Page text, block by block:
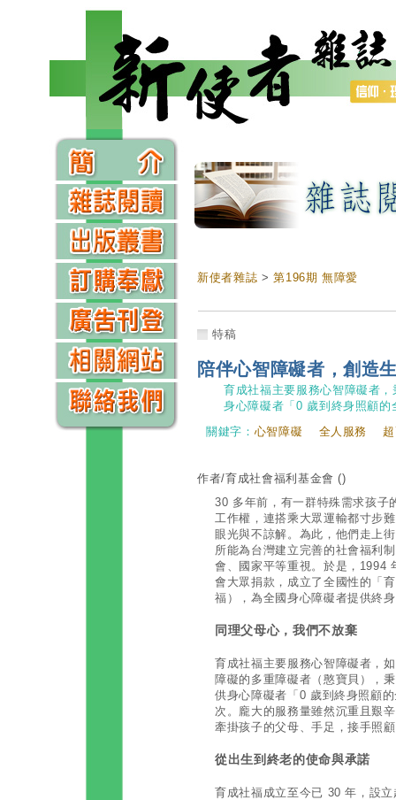
新使者雜誌 >第196期 無障愛
特稿
陪伴心智障礙者，創造
育成社福主要服務心智障礙者
身心障礙者「0 歲到終身照顧的
關鍵字： 心智障礙 全人服務
作者/育成社會福利基金會 ()
30 多年前，有一群特殊需求孩子
工作權，連搭乘大眾運輸都寸步
眼光與不諒解。為此，他們走上
所能為台灣建立完善的社會福利
會、國家平等重視。於是，1994
會大眾捐款，成立了全國性的「
福），為全國身心障礙者提供終
同理父母心，我們不放棄
育成社福主要服務心智障礙者，
障礙的多重障礙者（憨寶貝），
供身心障礙者「0 歲到終身照顧
次。龐大的服務量雖然沉重且艱
牽掛孩子的父母、手足，接手照
從出生到終老的使命與承諾
育成社福成立至今已 30 年，設